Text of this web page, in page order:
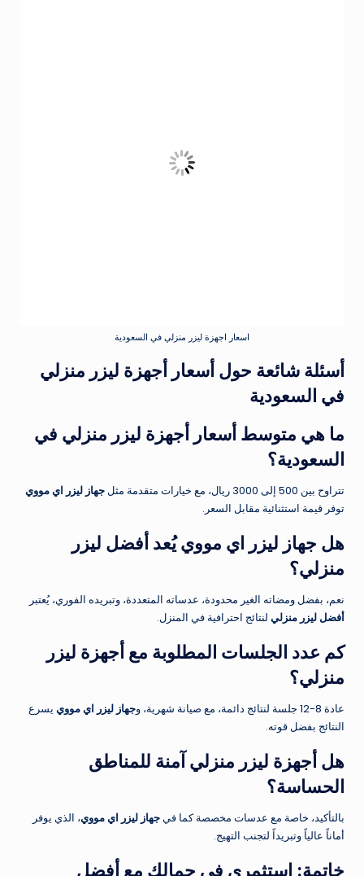
اسعار اجهزة ليزر منزلي في السعودية
أسئلة شائعة حول أسعار أجهزة ليزر منزلي
في السعودية
ما هي متوسط أسعار أجهزة ليزر منزلي في
السعودية؟
تتراوح بين 500 إلى 3000 ريال، مع خيارات متقدمة مثل
جهاز ليزر اي مووي
توفر قيمة استثنائية مقابل السعر.
هل جهاز ليزر اي مووي يُعد أفضل ليزر
منزلي؟
نعم، بفضل ومضاته الغير محدودة، عدساته المتعددة، وتبريده الفوري، يُعتبر
أفضل ليزر منزلي لنتائج احترافية في المنزل.
كم عدد الجلسات المطلوبة مع أجهزة ليزر
منزلي؟
عادة 8-12 جلسة لنتائج دائمة، مع صيانة شهرية، و جهاز ليزر اي مووي يسرع
النتائج بفضل قوته.
هل أجهزة ليزر منزلي آمنة للمناطق
الحساسة؟
بالتأكيد، خاصة مع عدسات مخصصة كما فيجهاز ليزر اي مووي، الذي يوفر
أماناً عالياً وتبريداً لتجنب التهيج.
خاتمة: استثمري في جمالك مع أفضل